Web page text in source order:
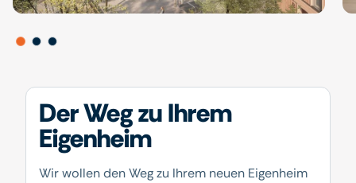
Der Weg zu Ihrem
Eigenheim
Wir wollen den Weg zu Ihrem neuen Eigenheim